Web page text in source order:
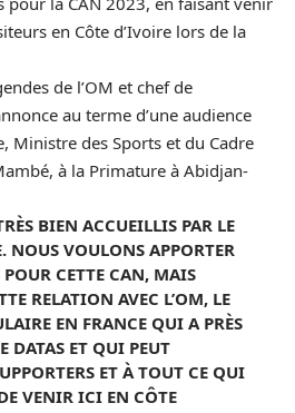
en Côte d’Ivoire lors de la
de l’OM et chef de
au terme d’une audience
Ministre des Sports et du Cadre
à la Primature à Abidjan-
BIEN ACCUEILLIS PAR LE
NOUS VOULONS APPORTER
CETTE CAN, MAIS
RELATION AVEC L’OM, LE
EN FRANCE QUI A PRÈS
DATAS ET QUI PEUT
ET À TOUT CE QUI
VENIR ICI EN CÔTE